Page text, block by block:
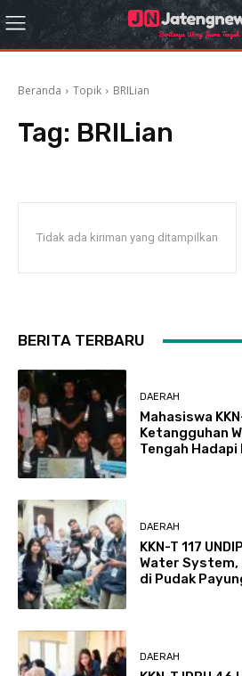
Beranda Topik BRILian
Tag: BRILian
Tidak ada kiriman yang ditampilkan
BERITA TERBARU
DAERAH
Mahasiswa
Ketangguhan
Tengah Hadapi
DAERAH
KKN-T 117
Water System,
di Pudak
DAERAH